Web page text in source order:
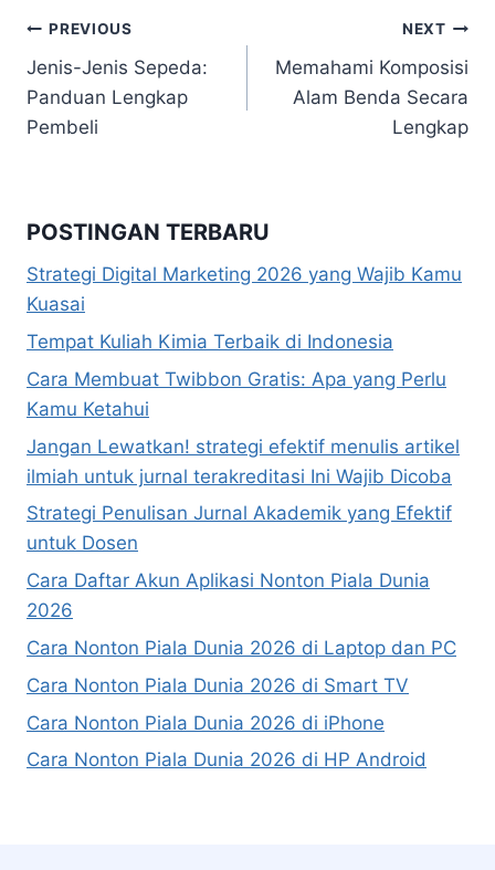
Navigasi
pos
PREVIOUS
Jenis-Jenis Sepeda:
Panduan Lengkap
Pembeli
NEXT
Memahami Komposisi
Alam Benda Secara
Lengkap
POSTINGAN TERBARU
Strategi Digital Marketing 2026 yang Wajib Kamu
Kuasai
Tempat Kuliah Kimia Terbaik di Indonesia
Cara Membuat Twibbon Gratis: Apa yang Perlu
Kamu Ketahui
Jangan Lewatkan! strategi efektif menulis artikel
ilmiah untuk jurnal terakreditasi Ini Wajib Dicoba
Strategi Penulisan Jurnal Akademik yang Efektif
untuk Dosen
Cara Daftar Akun Aplikasi Nonton Piala Dunia
2026
Cara Nonton Piala Dunia 2026 di Laptop dan PC
Cara Nonton Piala Dunia 2026 di Smart TV
Cara Nonton Piala Dunia 2026 di iPhone
Cara Nonton Piala Dunia 2026 di HP Android